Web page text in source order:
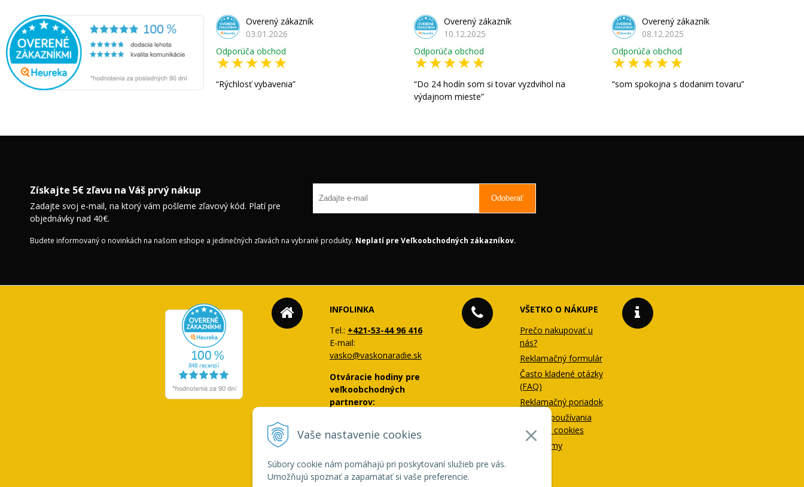
Vaše nastavenie cookies
Súbory cookie nám pomáhajú pri poskytovaní služieb pre vás.
Umožňujú spoznať a zapamätať si vaše preferencie.
Overený zákazník
03.01.2026
Odporúča obchod
Rýchlosť vybavenia
Overený zákazník
10.12.2025
Odporúča obchod
Do 24 hodín som si tovar vyzdvihol na
výdajnom mieste
Overený zákazník
08.12.2025
Odporúča obchod
som spokojna s dodanim tovaru
Získajte 5€ zľavu na Váš prvý nákup
Zadajte svoj e-mail, na ktorý vám pošleme zľavový kód. Platí pre
objednávky nad 40€.
Odoberať
Budete informovaný o novinkách na našom eshope a jedinečných zľavách na vybrané produkty. Neplatí pre Veľkoobchodných zákazníkov.
INFOLINKA
Tel.: +421-53-44 96 416
E-mail:
vasko@vaskonaradie.sk
Otváracie hodiny pre
veľkoobchodných
partnerov:
14:30
VŠETKO O NÁKUPE
Prečo nakupovať u
nás?
Reklamačný formulár
Často kladené otázky
(FAQ)
Reklamačný poriadok
Zásady používania
súborov cookies
Profil firmy